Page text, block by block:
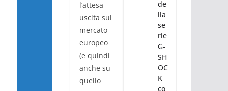
l’attesa
uscita sul
mercato
europeo
(e quindi
anche su
quello
de
lla
se
rie
G-
SH
OC
K
co